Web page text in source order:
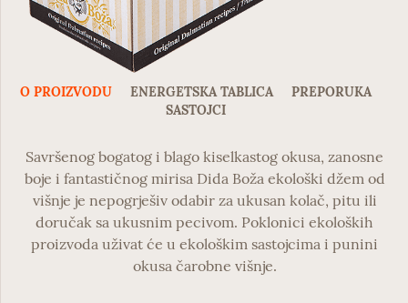
O PROIZVODU ENERGETSKA TABLICA
PREPORUKA
SASTOJCI
Savršenog bogatog i blago kiselkastog okusa, zanosne
boje i fantastičnog mirisa Dida Boža ekološki džem od
višnje je nepogrješiv odabir za ukusan kolač, pitu ili
doručak sa ukusnim pecivom. Poklonici ekoloških
proizvoda uživat će u ekološkim sastojcima i punini
okusa čarobne višnje.